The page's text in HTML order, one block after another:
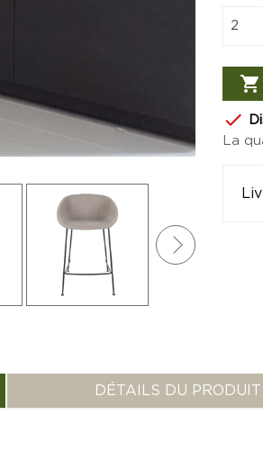


La
DÉTAILS DU PRODUIT